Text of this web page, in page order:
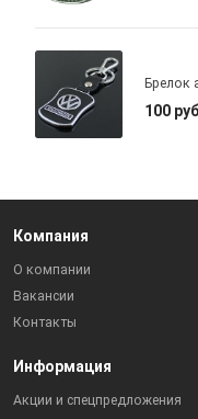
Брелок
100
Компания
О компании
Вакансии
Контакты
Информация
Акции и спецпредложения